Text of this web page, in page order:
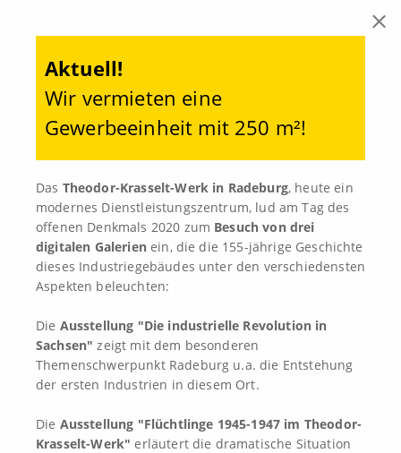
HOME
DAS WERK
KAPAZITÄTEN
COWORKING
BUSINESS MAP
NACHHALTIGKEIT
KONTAKT
DAS WERK
Mehr erfahren
Aktuell!
Wir vermieten eine
Gewerbeeinheit mit 250 m²!
Das Theodor-Krasselt-Werk in Radeburg, heute ein
modernes Dienstleistungszentrum, lud am Tag des
offenen Denkmals 2020 zum Besuch von drei
digitalen Galerienein, die die 155-jährige Geschichte
dieses Industriegebäudes unter den verschiedensten
Aspekten beleuchten:
Die Ausstellung "Die industrielle Revolution in
Sachsen" zeigt mit dem besonderen
Themenschwerpunkt Radeburg u.a. die Entstehung
der ersten Industrien in diesem Ort.
Die Ausstellung "Flüchtlinge 1945-1947 im Theodor-
Krasselt-Werk" erläutert die dramatische Situation